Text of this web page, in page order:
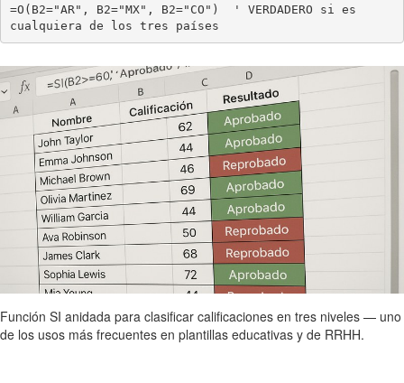
=O(B2="AR", B2="MX", B2="CO")  ' VERDADERO si es
cualquiera de los tres países
Función SI anidada para clasificar calificaciones en tres niveles — uno
de los usos más frecuentes en plantillas educativas y de RRHH.